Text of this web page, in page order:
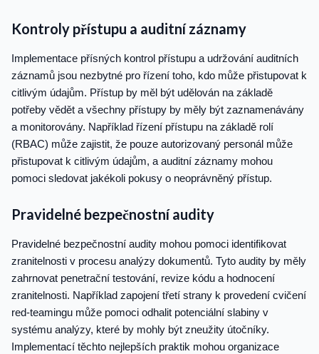
Kontroly přístupu a auditní záznamy
Implementace přísných kontrol přístupu a udržování auditních
záznamů jsou nezbytné pro řízení toho, kdo může přistupovat k
citlivým údajům. Přístup by měl být udělován na základě
potřeby vědět a všechny přístupy by měly být zaznamenávány
a monitorovány. Například řízení přístupu na základě rolí
(RBAC) může zajistit, že pouze autorizovaný personál může
přistupovat k citlivým údajům, a auditní záznamy mohou
pomoci sledovat jakékoli pokusy o neoprávněný přístup.
Pravidelné bezpečnostní audity
Pravidelné bezpečnostní audity mohou pomoci identifikovat
zranitelnosti v procesu analýzy dokumentů. Tyto audity by měly
zahrnovat penetrační testování, revize kódu a hodnocení
zranitelnosti. Například zapojení třetí strany k provedení cvičení
red-teamingu může pomoci odhalit potenciální slabiny v
systému analýzy, které by mohly být zneužity útočníky.
Implementací těchto nejlepších praktik mohou organizace